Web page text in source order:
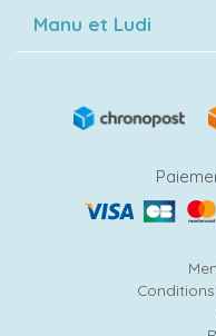
Manu et Ludi